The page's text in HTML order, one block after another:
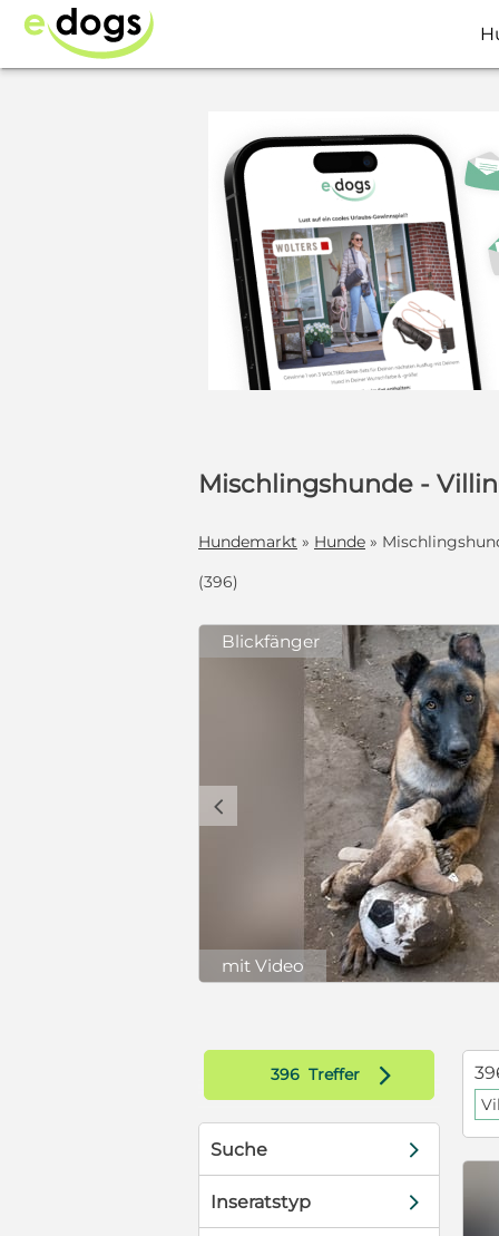
Mischlingshunde -
Hundemarkt » Hunde »
(396)
Blickfänger
c
396 Treffer d
Suche d
Inseratstyp d